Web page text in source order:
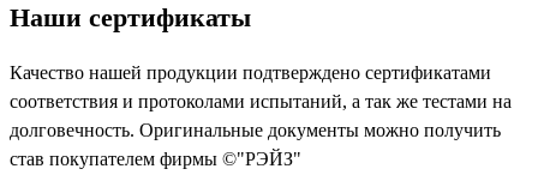
Наши сертификаты
Качество нашей продукции подтверждено сертификатами
соответствия и протоколами испытаний, а так же тестами на
долговечность. Оригинальные документы можно получить
став покупателем фирмы ©"РЭЙЗ"